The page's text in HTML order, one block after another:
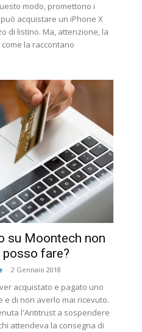
modo, promettono i
acquistare un iPhone X
di listino. Ma, attenzione, la
la raccontano
su Moontech non
fare?
- 2 Gennaio 2018
acquistato e pagato uno
e di non averlo mai ricevuto.
l'Antitrust a sospendere
attendeva la consegna di